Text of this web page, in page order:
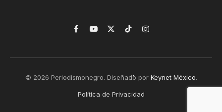
Facebook
YouTube
X
TikTokInstagram
© 2026 Periodismonegro. Diseñado por Keynet México.
Política de Privacidad